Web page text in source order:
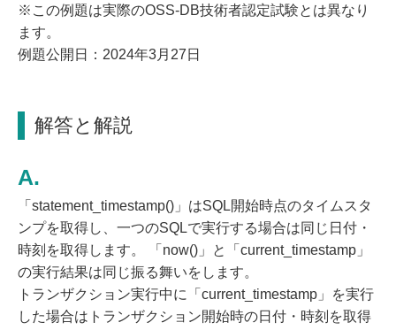
※この例題は実際のOSS-DB技術者認定試験とは異なり
ます。
例題公開日：2024年3月27日
解答と解説
「statement_timestamp()」はSQL開始時点のタイムスタ
ンプを取得し、一つのSQLで実行する場合は同じ日付・
時刻を取得します。 「now()」と「current_timestamp」
の実行結果は同じ振る舞いをします。
トランザクション実行中に「current_timestamp」を実行
した場合はトランザクション開始時の日付・時刻を取得